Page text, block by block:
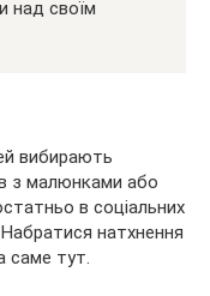
над своїм
вибирають
з малюнками або
в соціальних
натхнення
саме тут.